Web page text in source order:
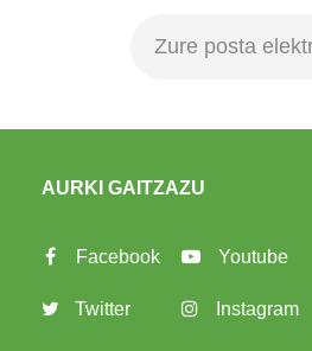
AURKI GAITZAZU
Facebook
Twitter
Youtube
Instagram